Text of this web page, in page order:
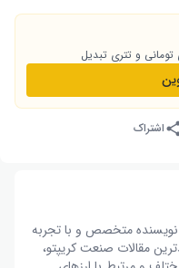
اشتراک
تیم تحریریه تبدیل، به کمک بیش از 15 نویسنده متخصص و با تجربه
مقالات صنعت کریپتو،